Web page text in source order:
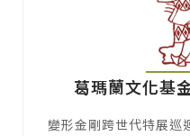
葛瑪蘭文化基
變形金剛跨世代特展巡